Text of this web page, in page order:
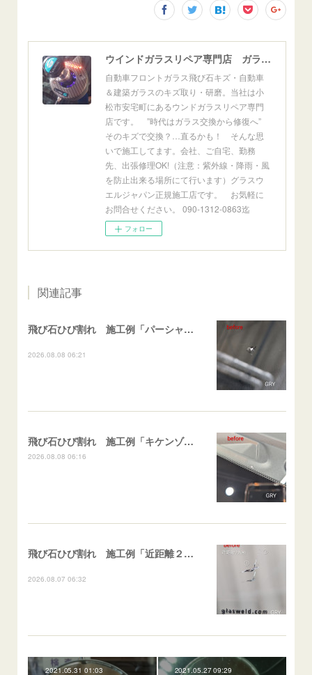
ウインドガラスリペア専門店 ガラスリペア・ヨシダ グラスウェルドジャパン 正規施工店 小松市
自動車フロントガラス飛び石キズ・自動車
＆建築ガラスのキズ取り・研磨。当社は小
松市安宅町にあるウンドガラスリペア専門
店です。 ”時代はガラス交換から修復へ”
そのキズで交換？…直るかも！ そんな思
いで施工してます。会社、ご自宅、勤務
先、出張修理OK!（注意：紫外線・降雨・風
を防止出来る場所にて行います）グラスウ
エルジャパン正規施工店です。 お気軽に
お問合せください。 090-1312-0863迄
フォロー
関連記事
飛び石ひび割れ 施工例「パーシャル系・衝撃点範囲ハマカケ」エスティマ
2026.08.08 06:21
飛び石ひび割れ 施工例「キケンゾーン範囲・ストレートブレイク」フェアレディＺ
2026.08.08 06:16
飛び石ひび割れ 施工例「近距離２箇所・パーシャル系+ストレート系」CX-8
2026.08.07 06:32
2021.05.31 01:03 2021.05.27 09:29